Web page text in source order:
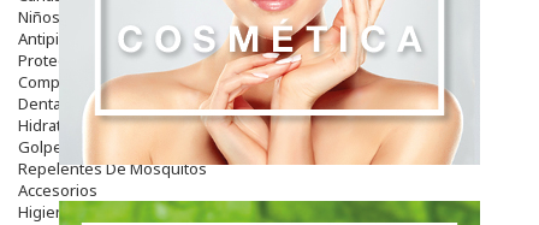
Niños
Antipiojos
Protección Solar
Complementos Alimentarios
Dentales
Hidratantes
Golpes Y Hematomas
Repelentes De Mosquitos
Accesorios
Higiene